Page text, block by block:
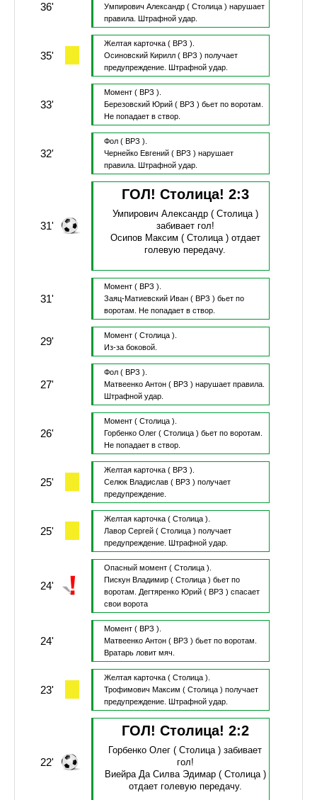
36'
Умпирович Александр( Столица ) нарушает
правила.
Штрафной удар.
35'
Желтая карточка ( ВРЗ ).
Осиновский Кирилл( ВРЗ ) получает
предупреждение.
Штрафной удар.
33'
Момент ( ВРЗ ).
Березовский Юрий( ВРЗ ) бьет по воротам.
Не попадает в створ.
32'
Фол ( ВРЗ ).
Чернейко Евгений( ВРЗ ) нарушает
правила.
Штрафной удар.
31'
ГОЛ! Столица! 2:3
Умпирович Александр( Столица )
забивает гол!
Осипов Максим ( Столица ) отдает
голевую передачу.
31'
Момент ( ВРЗ ).
Заяц-Матиевский Иван( ВРЗ ) бьет по
воротам.
Не попадает в створ.
29' Момент ( Столица ).
Из-за боковой.
27'
Фол ( ВРЗ ).
Матвеенко Антон( ВРЗ ) нарушает правила.
Штрафной удар.
26'
Момент ( Столица ).
Горбенко Олег( Столица ) бьет по воротам.
Не попадает в створ.
25'
Желтая карточка ( ВРЗ ).
Селюк Владислав( ВРЗ ) получает
предупреждение.
25'
Желтая карточка ( Столица ).
Лавор Сергей( Столица ) получает
предупреждение.
Штрафной удар.
24'
Опасный момент ( Столица ).
Пискун Владимир( Столица ) бьет по
воротам.
Дегтяренко Юрий( ВРЗ ) спасает
свои ворота
24'
Момент ( ВРЗ ).
Матвеенко Антон( ВРЗ ) бьет по воротам.
Вратарь ловит мяч.
23'
Желтая карточка ( Столица ).
Трофимович Максим ( Столица ) получает
предупреждение.
Штрафной удар.
22'
ГОЛ! Столица! 2:2
Горбенко Олег ( Столица )забивает
гол!
Виейра Да Силва Эдимар( Столица )
отдает голевую передачу.